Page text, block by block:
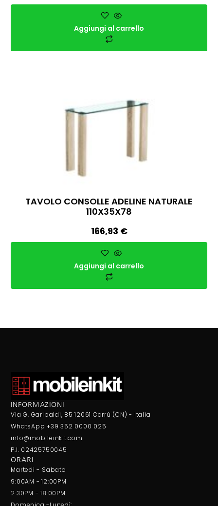
Aggiungi al carrello
TAVOLO CONSOLLE ADELINE NATURALE
110X35X78
166,93 €
Aggiungi al carrello
INFORMAZIONI
Via G. Garibaldi, 85 12061 Carrù (CN) - Italia
WhatsApp +39 352 0000 025
info@mobileinkit.com
P.I. 02425750045
ORARI
Martedi - Sabato
9:00AM - 12:00PM
2:30PM - 18:00PM